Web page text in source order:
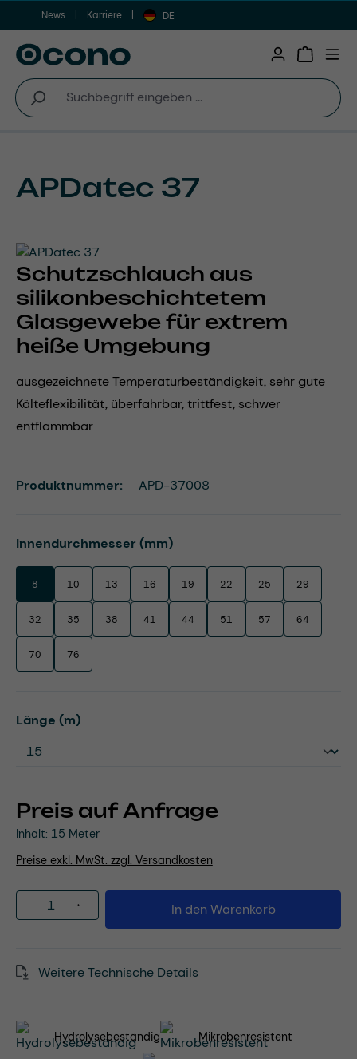
Zum Hauptinhalt springen
News Karriere DE
APDatec 37
Schutzschlauch aus
silikonbeschichtetem
Glasgewebe für extrem
heiße Umgebung
ausgezeichnete Temperaturbeständigkeit, sehr gute
Kälteflexibilität, überfahrbar, trittfest, schwer
entflammbar
Preis auf Anfrage
Inhalt: 15 Meter
Preise exkl. MwSt. zzgl. Versandkosten
Innendurchmesser (mm)auswählen
8 10 13 16 19 22 25 29
32 35 38 41 44 51 57 64
70 76
Länge (m)auswählen
Produkt Anzahl: Gib den gewünschten
In den Warenkorb
Produktnummer: APD-37008
Weitere Technische Details
Hydrolysebeständig Mikrobenresistent